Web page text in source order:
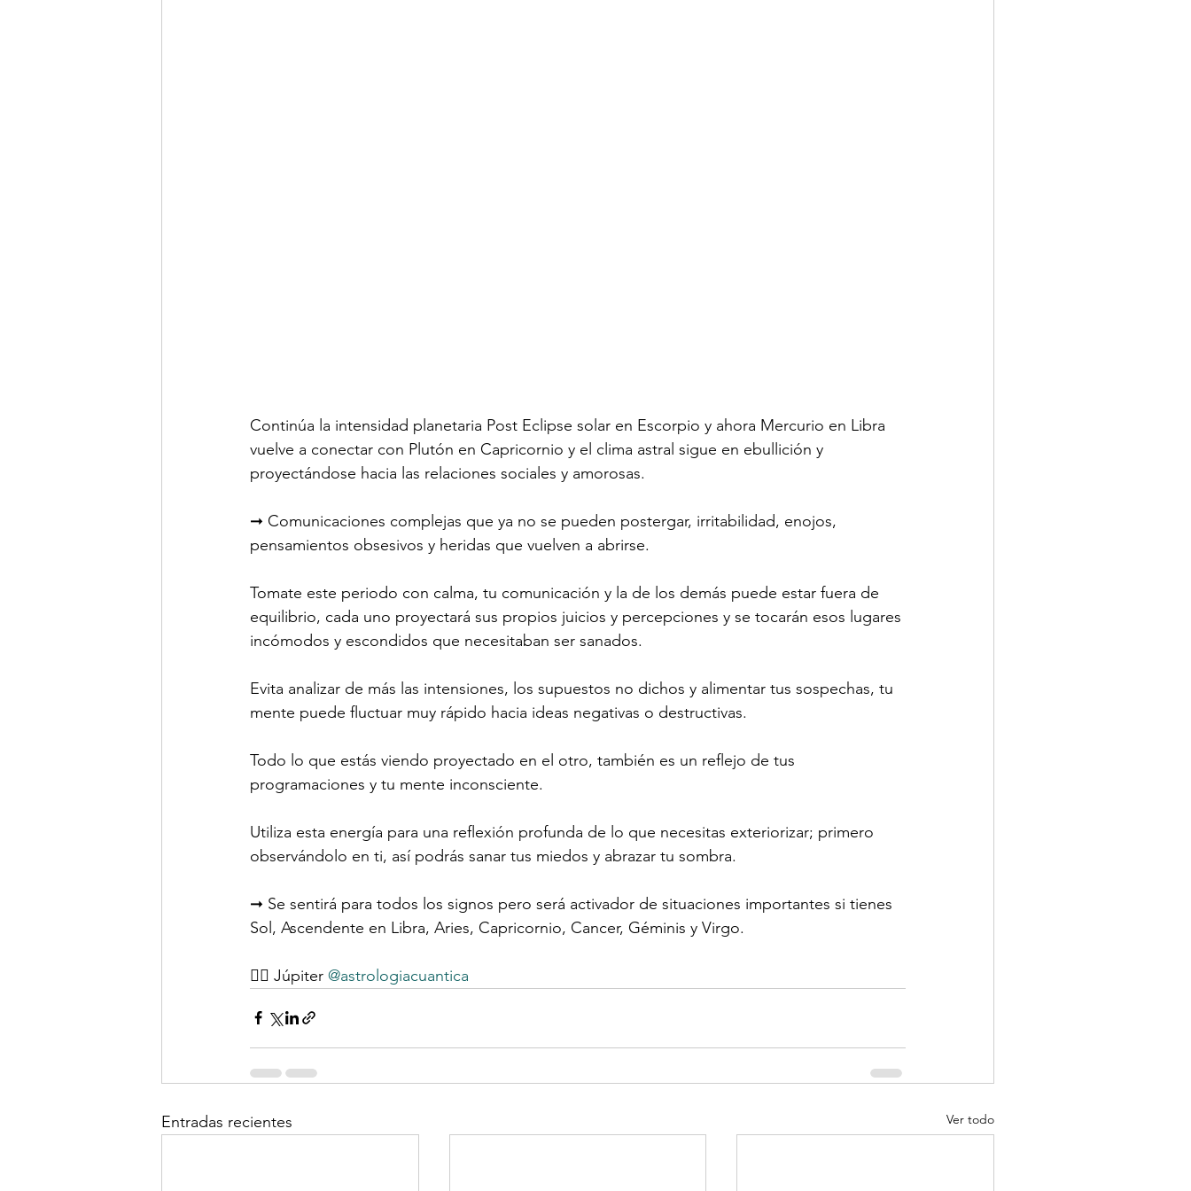
Continúa la intensidad planetaria Post Eclipse solar en Escorpio y ahora Mercurio en Libra
vuelve a conectar con Plutón en Capricornio y el clima astral sigue en ebullición y
proyectándose hacia las relaciones sociales y amorosas.
➞ Comunicaciones complejas que ya no se pueden postergar, irritabilidad, enojos,
pensamientos obsesivos y heridas que vuelven a abrirse.
Tomate este periodo con calma, tu comunicación y la de los demás puede estar fuera de
equilibrio, cada uno proyectará sus propios juicios y percepciones y se tocarán esos lugares
incómodos y escondidos que necesitaban ser sanados.
Evita analizar de más las intensiones, los supuestos no dichos y alimentar tus sospechas, tu
mente puede fluctuar muy rápido hacia ideas negativas o destructivas.
Todo lo que estás viendo proyectado en el otro, también es un reflejo de tus
programaciones y tu mente inconsciente.
Utiliza esta energía para una reflexión profunda de lo que necesitas exteriorizar; primero
observándolo en ti, así podrás sanar tus miedos y abrazar tu sombra.
➞ Se sentirá para todos los signos pero será activador de situaciones importantes si tienes
Sol, Ascendente en Libra, Aries, Capricornio, Cancer, Géminis y Virgo.
✍🏻 Júpiter @astrologiacuantica
Entradas recientes Ver todo